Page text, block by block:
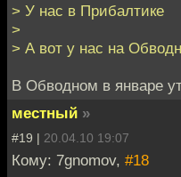
> У нас в Прибалтике
>
> А вот у нас на
В Обводном в январе
местный »
#19 | 20.04.10 19:07
Кому: 7gnomov, #18